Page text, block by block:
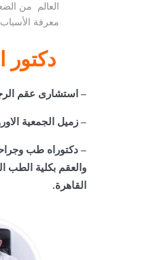
العالم من
معرفة
دكتور
– استشارى عقم
– زميل الجمعية
– دكتوراه طب
والعقم بكلية الطب
القاهرة.